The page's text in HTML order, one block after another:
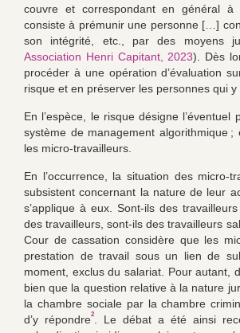
couvre et correspondant en général
consiste à prémunir une personne […]
son intégrité, etc., par des moyens
Association Henri Capitant, 2023). Dès
procéder à une opération d’évaluation
risque et en préserver les personnes qui y
En l’espèce, le risque désigne
système de management algorithmique
les micro-travailleurs.
En l’occurrence, la situation des micro-
subsistent concernant la nature de leur
s’applique à eux. Sont-ils des
des travailleurs, sont-ils des travailleurs
Cour de cassation considère que les
prestation de travail sous un lien de
moment, exclus du salariat. Pour autant,
bien que la question relative à la nature
la chambre sociale par la chambre
d’y répondre2
. Le débat a été ainsi